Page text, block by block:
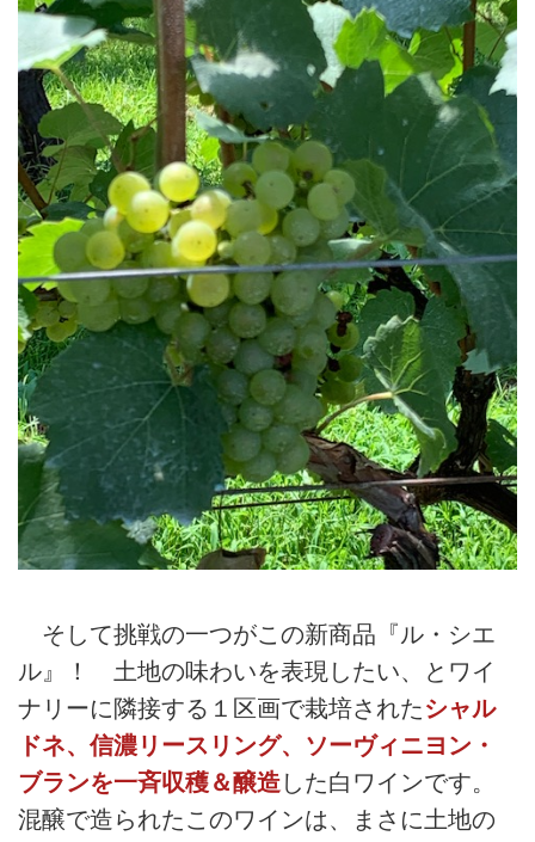
そして挑戦の一つがこの新商品『ル・シエ
ル』！ 土地の味わいを表現したい、とワイ
ナリーに隣接する１区画で栽培されたシャル
ドネ、信濃リースリング、ソーヴィニヨン・
ブランを一斉収穫＆醸造した白ワインです。
混醸で造られたこのワインは、まさに土地の